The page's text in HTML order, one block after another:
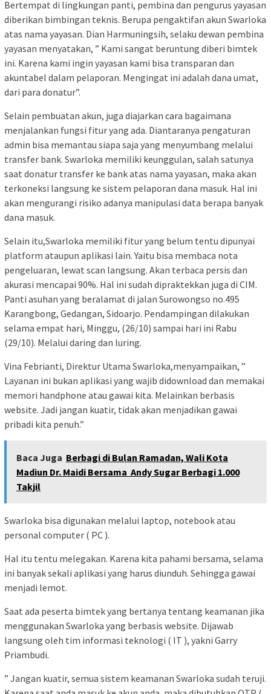
Bertempat di lingkungan panti, pembina dan pengurus yayasan
diberikan bimbingan teknis. Berupa pengaktifan akun Swarloka
atas nama yayasan. Dian Harmuningsih, selaku dewan pembina
yayasan menyatakan, ” Kami sangat beruntung diberi bimtek
ini. Karena kami ingin yayasan kami bisa transparan dan
akuntabel dalam pelaporan. Mengingat ini adalah dana umat,
dari para donatur”.
Selain pembuatan akun, juga diajarkan cara bagaimana
menjalankan fungsi fitur yang ada. Diantaranya pengaturan
admin bisa memantau siapa saja yang menyumbang melalui
transfer bank. Swarloka memiliki keunggulan, salah satunya
saat donatur transfer ke bank atas nama yayasan, maka akan
terkoneksi langsung ke sistem pelaporan dana masuk. Hal ini
akan mengurangi risiko adanya manipulasi data berapa banyak
dana masuk.
Selain itu,Swarloka memiliki fitur yang belum tentu dipunyai
platform ataupun aplikasi lain. Yaitu bisa membaca nota
pengeluaran, lewat scan langsung. Akan terbaca persis dan
akurasi mencapai 90%. Hal ini sudah dipraktekkan juga di CIM.
Panti asuhan yang beralamat di jalan Surowongso no.495
Karangbong, Gedangan, Sidoarjo. Pendampingan dilakukan
selama empat hari, Minggu, (26/10) sampai hari ini Rabu
(29/10). Melalui daring dan luring.
Vina Febrianti, Direktur Utama Swarloka,menyampaikan, ”
Layanan ini bukan aplikasi yang wajib didownload dan memakai
memori handphone atau gawai kita. Melainkan berbasis
website. Jadi jangan kuatir, tidak akan menjadikan gawai
pribadi kita penuh.”
Baca Juga Berbagi di Bulan Ramadan, Wali Kota
Madiun Dr. Maidi Bersama Andy Sugar Berbagi 1.000
Takjil
Swarloka bisa digunakan melalui laptop, notebook atau
personal computer ( PC ).
Hal itu tentu melegakan. Karena kita pahami bersama, selama
ini banyak sekali aplikasi yang harus diunduh. Sehingga gawai
menjadi lemot.
Saat ada peserta bimtek yang bertanya tentang keamanan jika
menggunakan Swarloka yang berbasis website. Dijawab
langsung oleh tim informasi teknologi ( IT ), yakni Garry
Priambudi.
” Jangan kuatir, semua sistem keamanan Swarloka sudah teruji.